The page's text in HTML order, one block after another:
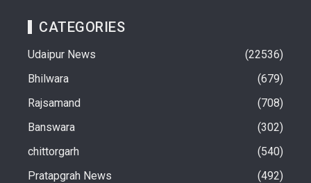
CATEGORIES
Udaipur News
22536
Bhilwara
679
Rajsamand
708
Banswara
302
chittorgarh
540
Pratapgrah News
492